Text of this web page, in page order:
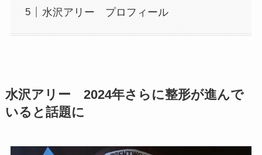
水沢アリー プロフィール
水沢アリー 2024年さらに整形が進んで
いると話題に